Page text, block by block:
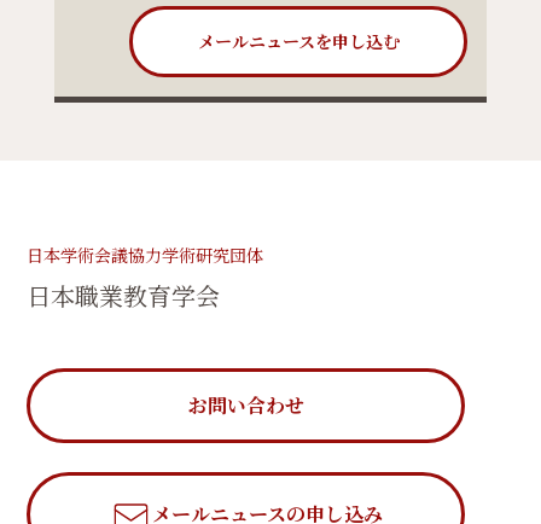
メールニュースを申し込む
日本学術会議協力学術研究団体
日本職業教育学会
お問い合わせ
メールニュースの申し込み